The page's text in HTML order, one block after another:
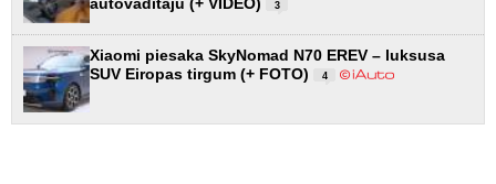
autovadītāju (+ VIDEO)
3
Xiaomi piesaka SkyNomad N70 EREV – luksusa
SUV Eiropas tirgum (+ FOTO)
4